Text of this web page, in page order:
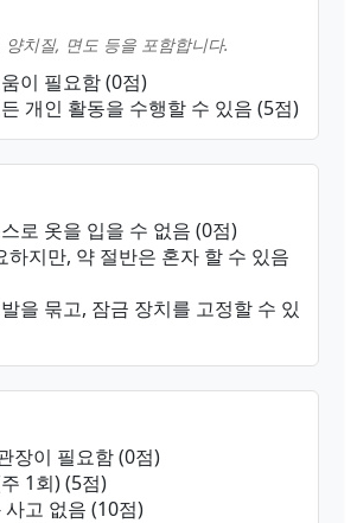
치질, 면도 등을 포함합니다.
이 필요함 (0점)
개인 활동을 수행할 수 있음 (5점)
로 옷을 입을 수 없음 (0점)
하지만, 약 절반은 혼자 할 수 있음
을 묶고, 잠금 장치를 고정할 수 있
장이 필요함 (0점)
1회) (5점)
사고 없음 (10점)